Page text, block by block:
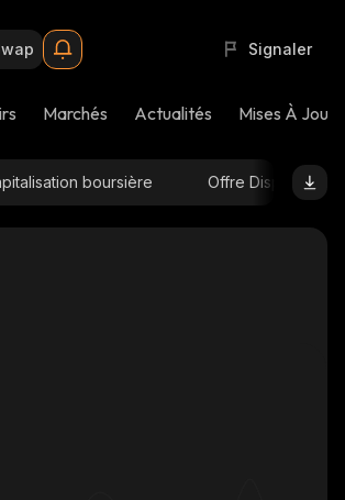
Signaler
Marchés Actualités Mises À Jour
boursière Offre Disponible